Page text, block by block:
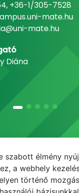
+36-1/305-7528
mate.hu
mate.hu
Diána
NEPTUN
Informatikai
szabott élmény
a webhely
történő